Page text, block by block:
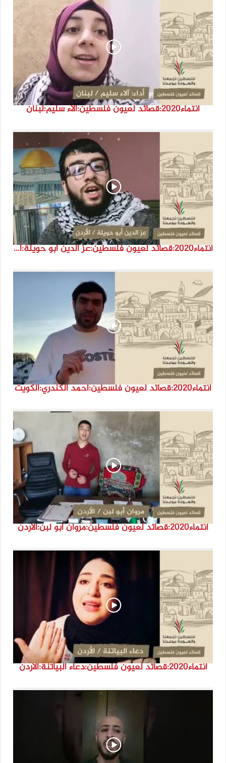
انتماء2020:قصائد لعيون فلسطين:آلاء سليم:لبنان
انتماء2020:قصائد لعيون فلسطين:عز الدين أبو حويلة:الأردن
انتماء2020:قصائد لعيون فلسطين:أحمد الكندري:الكويت
انتماء2020:قصائد لعيون فلسطين:مروان أبو لبن:الأردن
انتماء2020:قصائد لعيون فلسطين:دعاء البياتنة:الأردن